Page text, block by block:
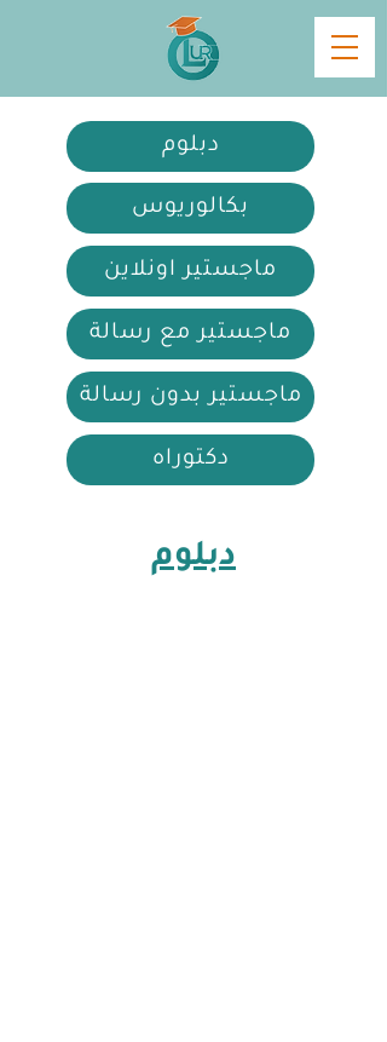
دبلوم
بكالوريوس
ماجستير اونلاين
ماجستير مع رسالة
ماجستير بدون رسالة
دكتوراه
دبلوم